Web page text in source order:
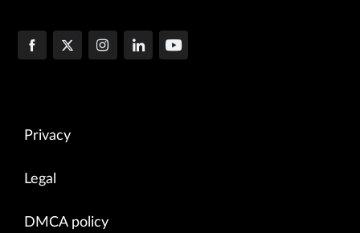
Privacy
Legal
DMCA policy